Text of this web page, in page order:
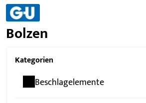
Bolzen
Kategorien
Beschlagelemente